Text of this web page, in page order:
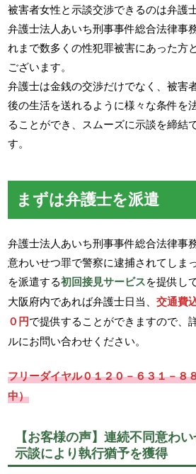
被害者女性と示談交渉できるのは弁護
弁護士法人あいち刑事事件総合法律事
れまで数多くの性犯罪被害にあった方
ございます。
弁護士は金銭の交渉だけでなく、被害
後の生活を送れるように様々な条件を
ることができ、スムーズに示談を締結
す。
まずは弁護士を派遣
弁護士法人あいち刑事事件総合法律事
意わいせつ罪で警察に逮捕されてしま
を派遣する初回接見サービスを提供し
大阪府内であれば弁護士日当、交通費
０円で提供することができますので、
ルにお問い合わせください。
フリーダイヤル０１２０－６３１－８
中）
【お客様の声】連続不同意わ
示談により執行猶予を獲得